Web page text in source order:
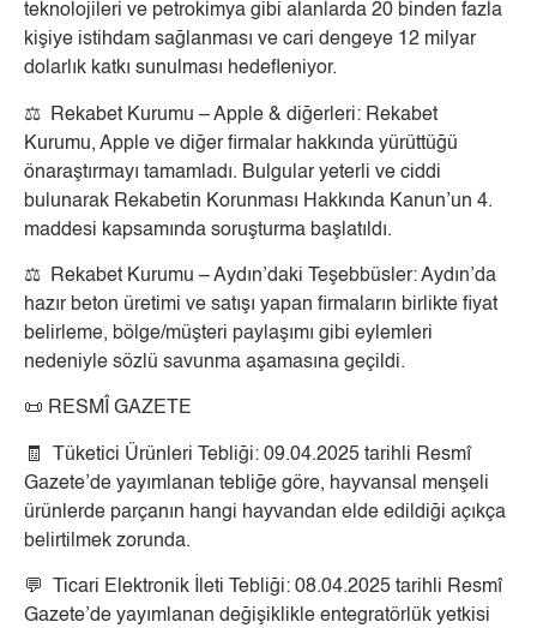
teknolojileri ve petrokimya gibi alanlarda 20 binden fazla
kişiye istihdam sağlanması ve cari dengeye 12 milyar
dolarlık katkı sunulması hedefleniyor.
⚖️ Rekabet Kurumu – Apple & diğerleri: Rekabet
Kurumu, Apple ve diğer firmalar hakkında yürüttüğü
önaraştırmayı tamamladı. Bulgular yeterli ve ciddi
bulunarak Rekabetin Korunması Hakkında Kanun’un 4.
maddesi kapsamında soruşturma başlatıldı.
⚖️ Rekabet Kurumu – Aydın’daki Teşebbüsler: Aydın’da
hazır beton üretimi ve satışı yapan firmaların birlikte fiyat
belirleme, bölge/müşteri paylaşımı gibi eylemleri
nedeniyle sözlü savunma aşamasına geçildi.
📜 RESMÎ GAZETE
🧾 Tüketici Ürünleri Tebliği: 09.04.2025 tarihli Resmî
Gazete’de yayımlanan tebliğe göre, hayvansal menşeli
ürünlerde parçanın hangi hayvandan elde edildiği açıkça
belirtilmek zorunda.
💬 Ticari Elektronik İleti Tebliği: 08.04.2025 tarihli Resmî
Gazete’de yayımlanan değişiklikle entegratörlük yetkisi